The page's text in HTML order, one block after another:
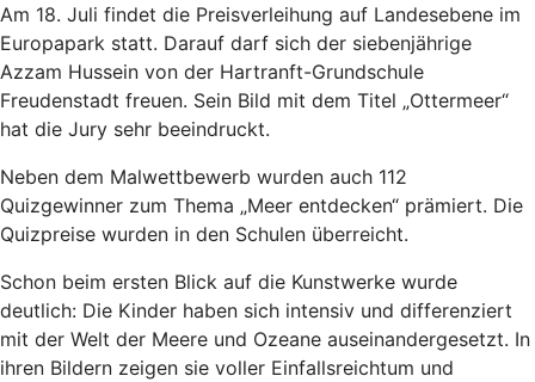
Am 18. Juli findet die Preisverleihung auf Landesebene im
Europapark statt. Darauf darf sich der siebenjährige
Azzam Hussein von der Hartranft-Grundschule
Freudenstadt freuen. Sein Bild mit dem Titel „Ottermeer“
hat die Jury sehr beeindruckt.
Neben dem Malwettbewerb wurden auch 112
Quizgewinner zum Thema „Meer entdecken“ prämiert. Die
Quizpreise wurden in den Schulen überreicht.
Schon beim ersten Blick auf die Kunstwerke wurde
deutlich: Die Kinder haben sich intensiv und differenziert
mit der Welt der Meere und Ozeane auseinandergesetzt. In
ihren Bildern zeigen sie voller Einfallsreichtum und